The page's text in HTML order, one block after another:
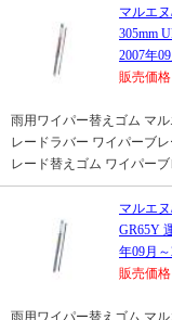
マルエ
305mm
2007年
販売価格
雨用ワイパー替えゴム マ
レードラバー ワイパーブ
レード替えゴム ワイパーブ
マルエ
GR65Y
年09月～
販売価格
雨用ワイパー替えゴム マ